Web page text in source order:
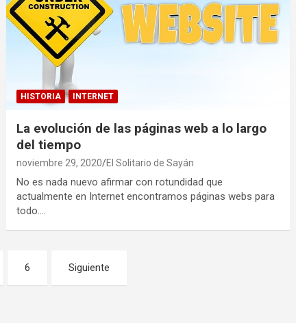
HISTORIA INTERNET
La evolución de las páginas web a lo largo
del tiempo
noviembre 29, 2020 El Solitario de Sayán
No es nada nuevo afirmar con rotundidad que
actualmente en Internet encontramos páginas webs para
todo.…
6 Siguiente